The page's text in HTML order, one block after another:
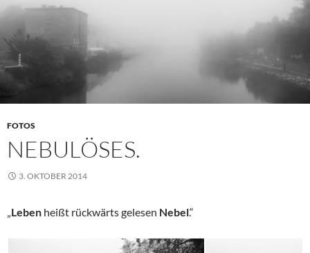
FOTOS
NEBULÖSES.
3. OKTOBER 2014
Leben heißt rückwärts gelesen Nebel.“